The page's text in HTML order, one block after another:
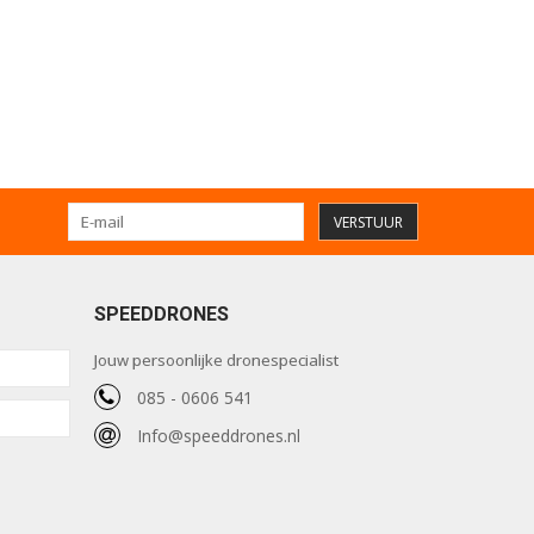
VERSTUUR
SPEEDDRONES
Jouw persoonlijke dronespecialist
085 - 0606 541
Info@speeddrones.nl